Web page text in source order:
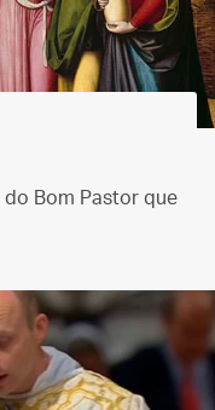
Bom Pastor que